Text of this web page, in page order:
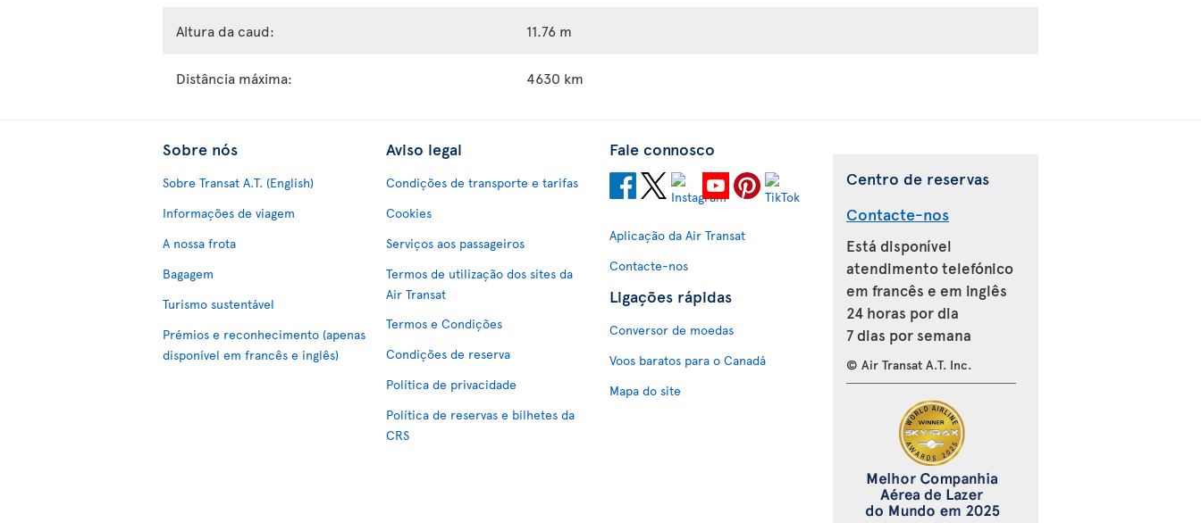
Altura da caud: 11.76 m
Distância máxima: 4630 km
Sobre nós
Sobre Transat A.T. (English)
Informações de viagem
A nossa frota
Bagagem
Turismo sustentável
Prémios e reconhecimento (apenas
disponível em francês e inglês)
Aviso legal
Condições de transporte e tarifas
Cookies
Serviços aos passageiros
Termos de utilização dos sites da
Air Transat
Termos e Condições
Condições de reserva
Política de privacidade
Política de reservas e bilhetes da
CRS
Fale connosco
Aplicação da Air Transat
Contacte-nos
Ligações rápidas
Conversor de moedas
Voos baratos para o Canadá
Mapa do site
Centro de reservas
Contacte-nos
Está disponível
atendimento telefónico
em francês e em inglês
24 horas por dia
7 dias por semana
© Air Transat A.T. Inc.